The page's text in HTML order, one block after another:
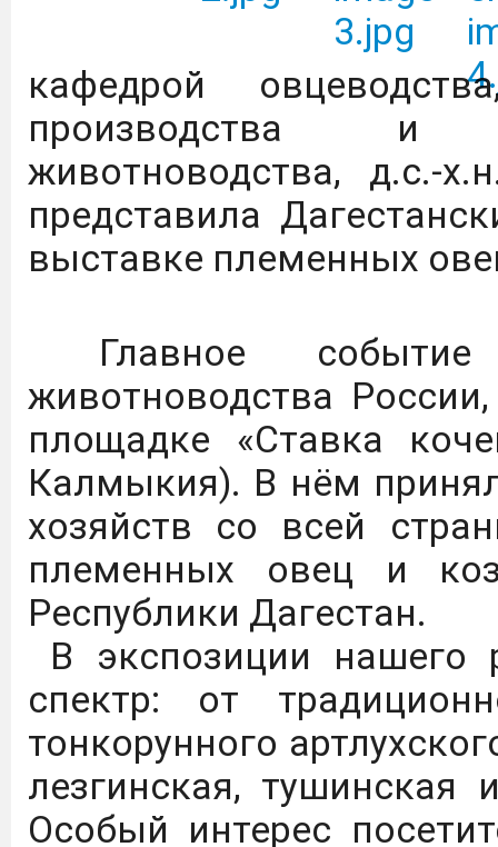
Всероссийский конкурс
и проектов в сфере
социально-
территорий, «Моя
Вниманию
2026 г. по 31 января
Издательство Дашков
В Дагестане
авиации.Подробнее
С 01.09.25 по 31.08.26
доступ к
"Просвещение" ЭБС
следующей ссылке:
Цифровые плакаты,
осмотрительности
кафедрой
производства и
животноводства, д.с.-
представила
выставке племенных
Главное
животноводства
площадке «Ставка
Калмыкия). В нём
хозяйств со всей
племенных овец и
Республики Дагестан.
В экспозиции нашего
спектр: от
тонкорунного
лезгинская,
Особый интерес